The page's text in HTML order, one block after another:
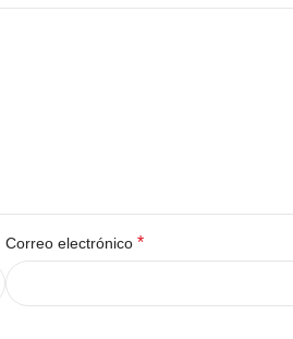
Correo electrónico *